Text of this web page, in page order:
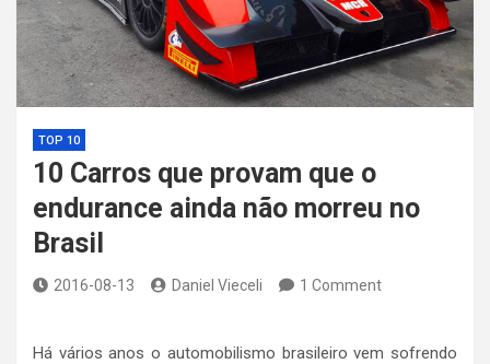
TOP 10
10 Carros que provam que o
endurance ainda não morreu no
Brasil
2016-08-13 Daniel Vieceli 1 Comment
Há vários anos o automobilismo brasileiro vem sofrendo